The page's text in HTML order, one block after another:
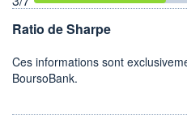
Ratio de Sharpe
Ces informations sont
BoursoBank.